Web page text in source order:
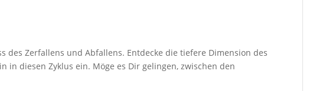
des Zerfallens und Abfallens. Entdecke die tiefere Dimension des
in diesen Zyklus ein. Möge es Dir gelingen, zwischen den